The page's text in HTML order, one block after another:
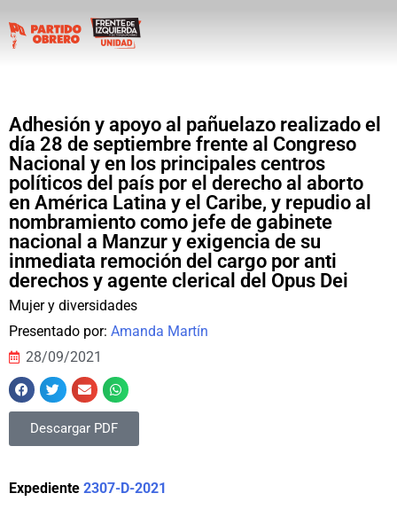
Adhesión y apoyo al pañuelazo realizado el
día 28 de septiembre frente al Congreso
Nacional y en los principales centros
políticos del país por el derecho al aborto
en América Latina y el Caribe, y repudio al
nombramiento como jefe de gabinete
nacional a Manzur y exigencia de su
inmediata remoción del cargo por anti
derechos y agente clerical del Opus Dei
Mujer y diversidades
Presentado por: Amanda Martín
28/09/2021
Descargar PDF
Expediente 2307-D-2021